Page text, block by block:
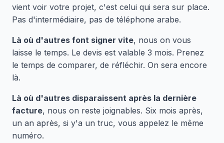
vient voir votre projet, c'est celui qui sera sur place.
Pas d'intermédiaire, pas de téléphone arabe.
Là où d'autres font signer vite, nous on vous
laisse le temps. Le devis est valable 3 mois. Prenez
le temps de comparer, de réfléchir. On sera encore
là.
Là où d'autres disparaissent après la dernière
facture, nous on reste joignables. Six mois après,
un an après, si y'a un truc, vous appelez le même
numéro.